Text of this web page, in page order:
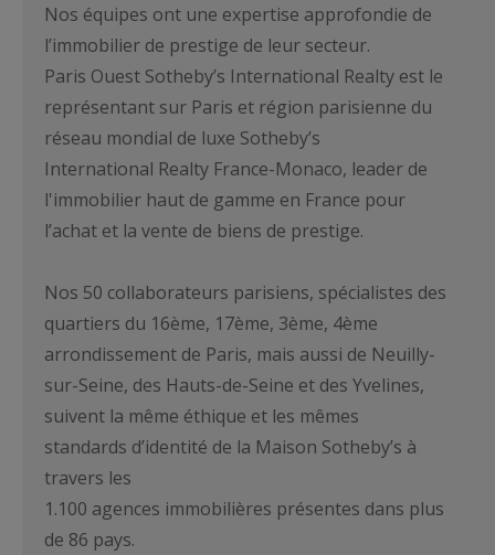
Nos équipes ont une expertise approfondie de
l’immobilier de prestige de leur secteur.
Paris Ouest Sotheby’s International Realty est le
représentant sur Paris et région parisienne du
réseau mondial de luxe Sotheby’s
International Realty France-Monaco, leader de
l'immobilier haut de gamme en France pour
l’achat et la vente de biens de prestige.
Nos 50 collaborateurs parisiens, spécialistes des
quartiers du 16ème, 17ème, 3ème, 4ème
arrondissement de Paris, mais aussi de Neuilly-
sur-Seine, des Hauts-de-Seine et des Yvelines,
suivent la même éthique et les mêmes
standards d’identité de la Maison Sotheby’s à
travers les
1.100 agences immobilières présentes dans plus
de 86 pays.